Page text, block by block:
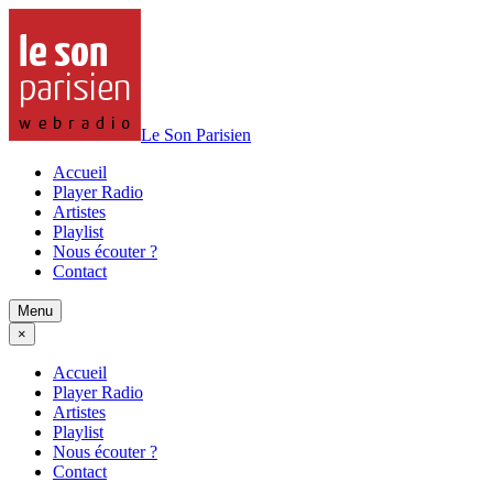
Le Son Parisien
Accueil
Player Radio
Artistes
Playlist
Nous écouter ?
Contact
Menu
×
Accueil
Player Radio
Artistes
Playlist
Nous écouter ?
Contact